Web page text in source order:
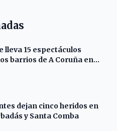
lleva 15 espectáculos
barrios de A Coruña en
dejan cinco heridos en
y Santa Comba